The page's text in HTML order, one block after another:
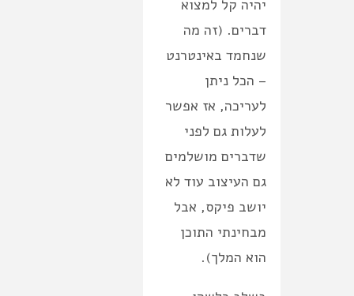
יהיה קל למצוא
דברים. (זה מה
שנחמד באינטרנט
– הכל ניתן
לעריכה, אז אפשר
לעלות גם לפני
שדברים מושלמים
גם העיצוב עוד לא
יושב פיקס, אבל
מבחינתי התוכן
הוא המלך).